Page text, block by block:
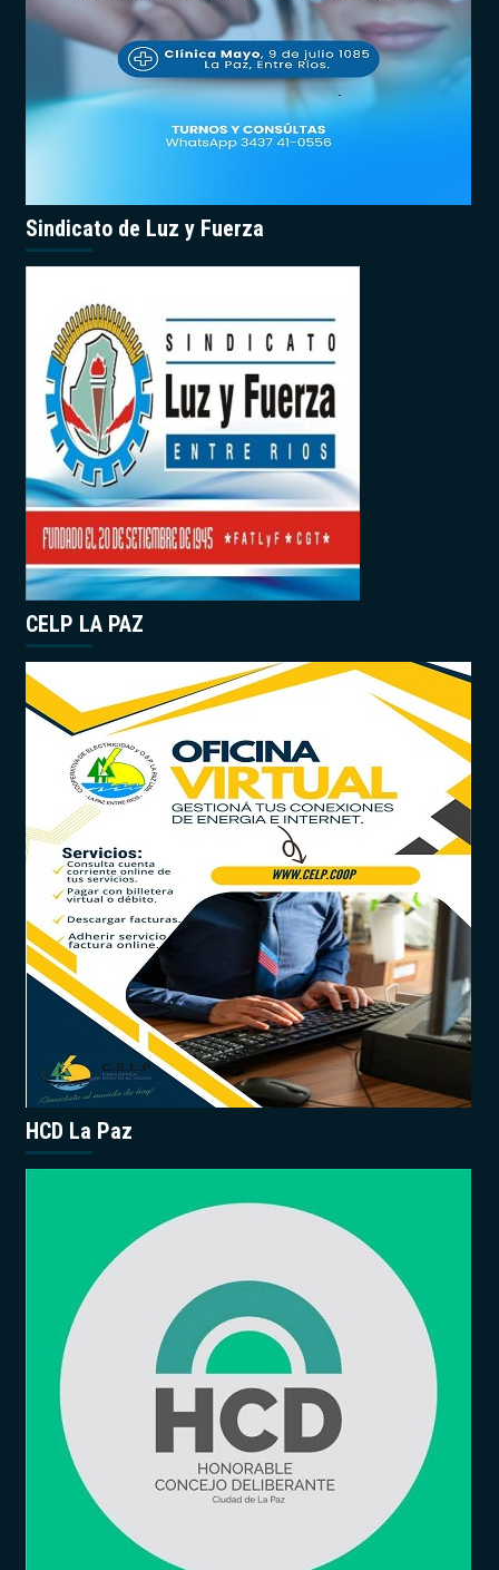
Sindicato de Luz y Fuerza
CELP LA PAZ
HCD La Paz